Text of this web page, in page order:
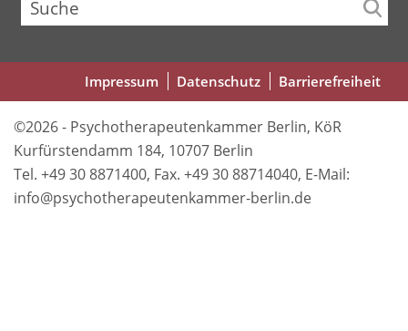
Fußbereichsmenü
Impressum Datenschutz Barrierefreiheit
©2026 - Psychotherapeutenkammer Berlin, KöR
Kurfürstendamm 184, 10707 Berlin
Tel. +49 30 8871400, Fax. +49 30 88714040, E-Mail:
info@psychotherapeutenkammer-berlin.de